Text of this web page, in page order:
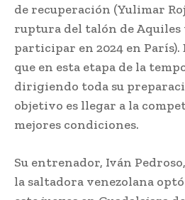
de recuperación (Yulimar
ruptura del talón de Aquiles
participar en 2024 en París).
que en esta etapa de la
dirigiendo toda su
objetivo es llegar a la
mejores condiciones.
Su entrenador, Iván
la saltadora venezolana